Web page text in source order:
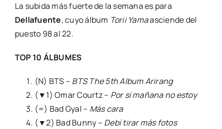
La subida más fuerte de la semana es para
Dellafuente, cuyo álbum Torii Yamaasciende del
puesto 98 al 22.
TOP 10 ÁLBUMES
(N) BTS – BTS The 5th Album Arirang
(▼1) Omar Courtz – Por si mañana no estoy
(=) Bad Gyal – Más cara
(▼2) Bad Bunny – Debí tirar más fotos